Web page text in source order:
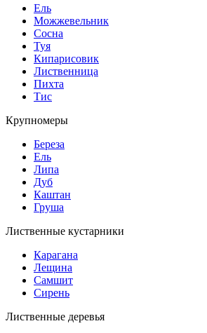
Ель
Можжевельник
Сосна
Туя
Кипарисовик
Лиственница
Пихта
Тис
Крупномеры
Береза
Ель
Липа
Дуб
Каштан
Груша
Лиственные кустарники
Карагана
Лещина
Самшит
Сирень
Лиственные деревья